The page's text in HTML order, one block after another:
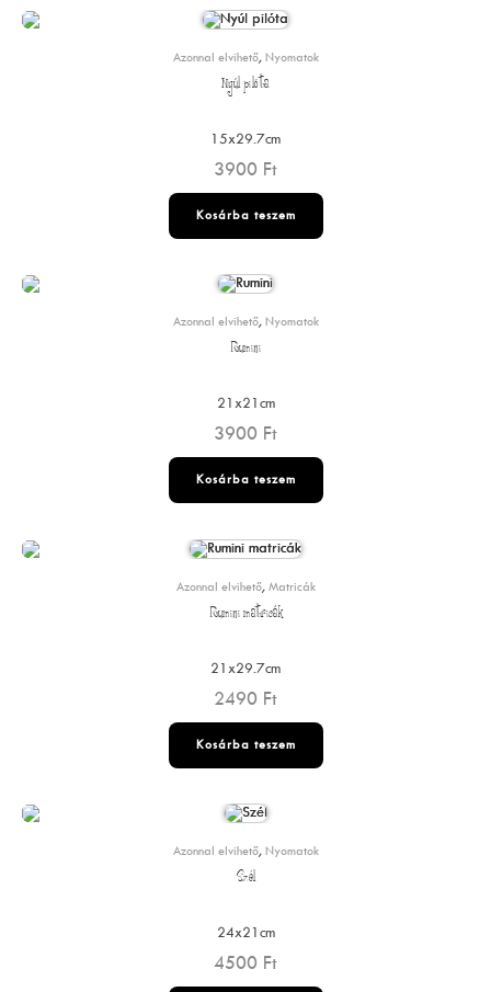
Azonnal elvihető, Nyomatok
Nyúl pilóta
15x29.7cm
3900 Ft
Kosárba teszem
Azonnal elvihető, Nyomatok
Rumini
21x21cm
3900 Ft
Kosárba teszem
Azonnal elvihető, Matricák
Rumini matricák
21x29.7cm
2490 Ft
Kosárba teszem
Azonnal elvihető, Nyomatok
Szél
24x21cm
4500 Ft